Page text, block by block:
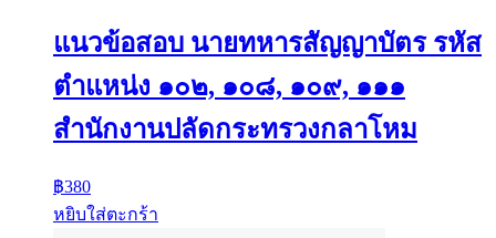
แนวข้อสอบ นายทหารสัญญาบัตร รหัส
ตำแหน่ง ๑๐๒, ๑๐๘, ๑๐๙, ๑๑๑
สำนักงานปลัดกระทรวงกลาโหม
฿380
หยิบใส่ตะกร้า